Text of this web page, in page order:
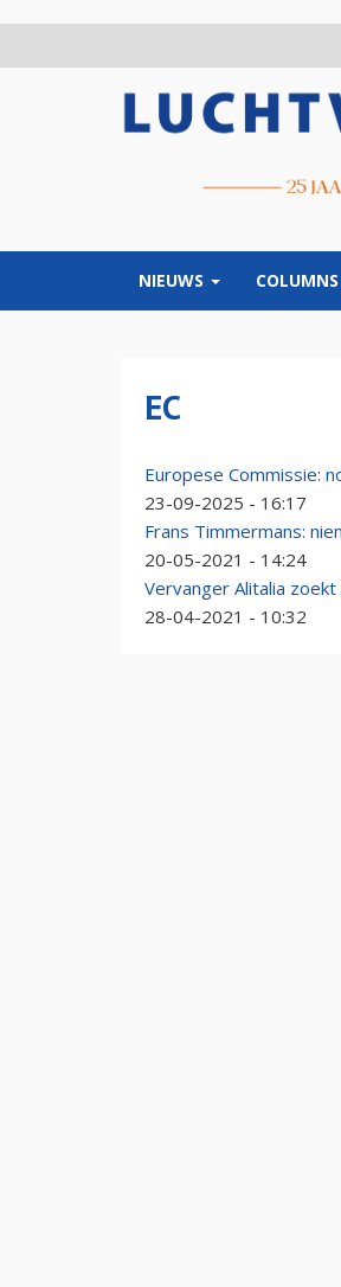
NIEUWS
EC
Europese Commissie:
23-09-2025 - 16:17
Frans Timmermans:
20-05-2021 - 14:24
Vervanger Alitalia
28-04-2021 - 10:32